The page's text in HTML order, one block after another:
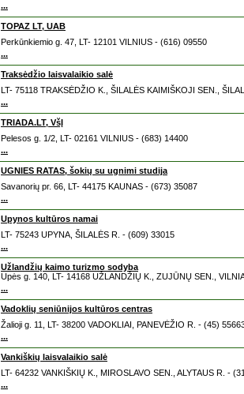
...
TOPAZ LT, UAB
Perkūnkiemio g. 47, LT- 12101 VILNIUS - (616) 09550
...
Traksėdžio laisvalaikio salė
LT- 75118 TRAKSĖDŽIO K., ŠILALĖS KAIMIŠKOJI SEN.,
...
TRIADA.LT, VšĮ
Pelesos g. 1/2, LT- 02161 VILNIUS - (683) 14400
...
UGNIES RATAS, šokių su ugnimi studija
Savanorių pr. 66, LT- 44175 KAUNAS - (673) 35087
...
Upynos kultūros namai
LT- 75243 UPYNA, ŠILALĖS R. - (609) 33015
...
Užlandžių kaimo turizmo sodyba
Upės g. 140, LT- 14168 UŽLANDŽIŲ K., ZUJŪNŲ SEN.,
...
Vadoklių seniūnijos kultūros centras
Žalioji g. 11, LT- 38200 VADOKLIAI, PANEVĖŽIO R. - (45)
...
Vankiškių laisvalaikio salė
LT- 64232 VANKIŠKIŲ K., MIROSLAVO SEN., ALYTAUS R. -
...